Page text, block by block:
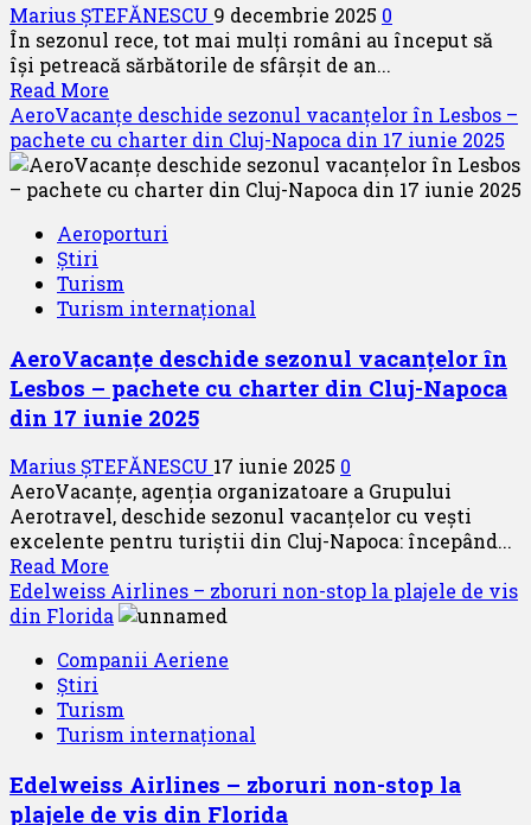
ca
partener
de
Marius ȘTEFĂNESCU 9 decembrie 2025 0
În sezonul rece, tot mai mulți români au început să
își petreacă sărbătorile de sfârșit de an...
Read More
more
about
Top
3
de
pentru
Crăciun
Revelion
AeroVacanțe deschide sezonul vacanțelor în Lesbos –
pachete cu charter din Cluj-Napoca din 17 iunie 2025
Aeroporturi
Știri
Turism
Turism internațional
AeroVacanțe deschide sezonul vacanțelor în
Lesbos – pachete cu charter din Cluj-Napoca
din 17 iunie 2025
Marius ȘTEFĂNESCU 17 iunie 2025 0
AeroVacanțe, agenția organizatoare a Grupului
Aerotravel, deschide sezonul vacanțelor cu vești
excelente pentru turiștii din Cluj-Napoca: începând...
Read More
more
about
deschide
vacanțelor
în
–
pachete
Edelweiss Airlines – zboruri non-stop la plajele de vis
din Florida
Companii Aeriene
Știri
Turism
Turism internațional
Edelweiss Airlines – zboruri non-stop la
plajele de vis din Florida